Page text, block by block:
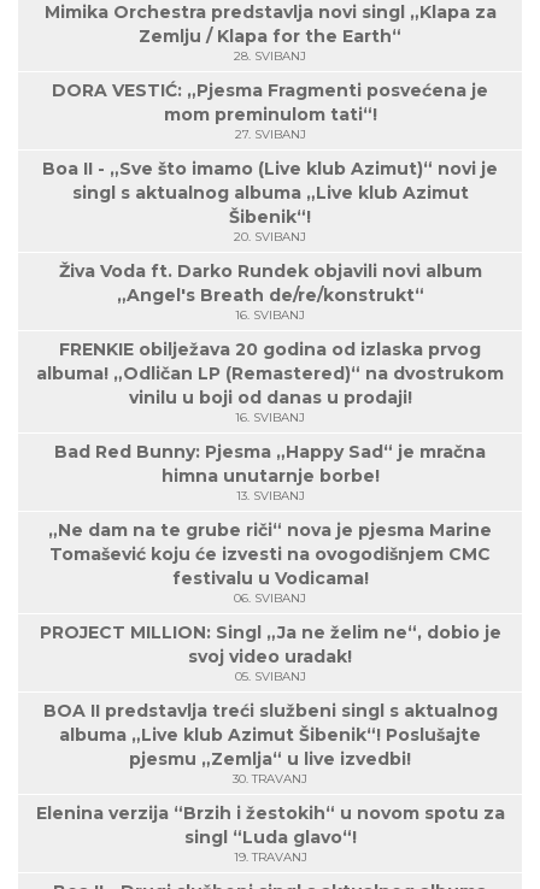
Mimika Orchestra predstavlja novi singl „Klapa za
Zemlju / Klapa for the Earth“
28. SVIBANJ
DORA VESTIĆ: „Pjesma Fragmenti posvećena je
mom preminulom tati“!
27. SVIBANJ
Boa II - „Sve što imamo (Live klub Azimut)“ novi je
singl s aktualnog albuma „Live klub Azimut
Šibenik“!
20. SVIBANJ
Živa Voda ft. Darko Rundek objavili novi album
„Angel's Breath de/re/konstrukt“
16. SVIBANJ
FRENKIE obilježava 20 godina od izlaska prvog
albuma! „Odličan LP (Remastered)“ na dvostrukom
vinilu u boji od danas u prodaji!
16. SVIBANJ
Bad Red Bunny: Pjesma „Happy Sad“ je mračna
himna unutarnje borbe!
13. SVIBANJ
„Ne dam na te grube riči“ nova je pjesma Marine
Tomašević koju će izvesti na ovogodišnjem CMC
festivalu u Vodicama!
06. SVIBANJ
PROJECT MILLION: Singl „Ja ne želim ne“, dobio je
svoj video uradak!
05. SVIBANJ
BOA II predstavlja treći službeni singl s aktualnog
albuma „Live klub Azimut Šibenik“! Poslušajte
pjesmu „Zemlja“ u live izvedbi!
30. TRAVANJ
Elenina verzija “Brzih i žestokih“ u novom spotu za
singl “Luda glavo“!
19. TRAVANJ